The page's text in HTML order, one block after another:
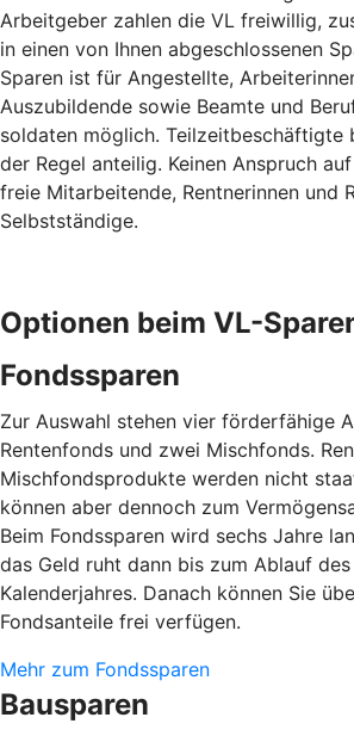
Arbeitgeber zahlen die VL freiwillig,
in einen von Ihnen abgeschlossenen
Sparen ist für Angestellte,
Auszubildende sowie Beamte und
soldaten möglich. Teilzeitbeschäftigte
der Regel anteilig. Keinen Anspruch
freie Mitarbeitende, Rentnerinnen und
Selbstständige.
Optionen beim VL-
Fondssparen
Zur Auswahl stehen vier förderfähige
Rentenfonds und zwei Mischfonds.
Mischfondsprodukte werden nicht
können aber dennoch zum
Beim Fondssparen wird sechs Jahre
das Geld ruht dann bis zum Ablauf
Kalenderjahres. Danach können Sie
Fondsanteile frei verfügen.
Mehr zum Fondssparen
Bausparen